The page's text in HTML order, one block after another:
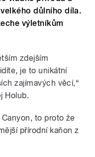
důlního díla.
výletníkům
zdejším
je to unikátní
zajímavých věcí,“
Holub.
to proto že
přírodní kaňon z